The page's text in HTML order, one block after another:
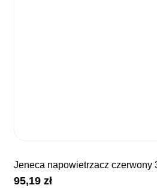
jeneca napowietrzacz czerwony
95,19zł